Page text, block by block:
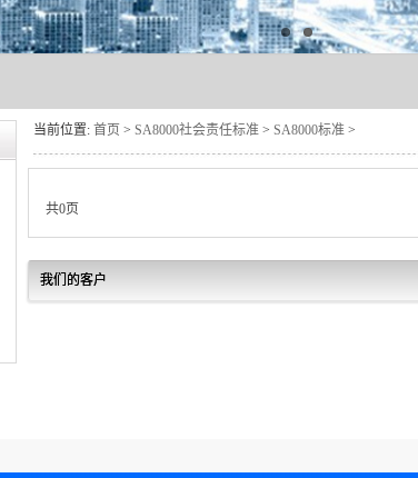
当前位置: 首页 > SA8000社会责任标准> SA8000标准>
共0页
我们的客户